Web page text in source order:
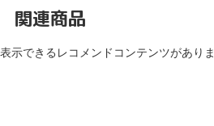
関連商品
表示できるレコメンドコンテンツがあり